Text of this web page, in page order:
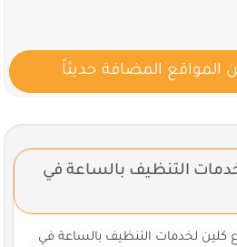
المواقع المضافة حديثاً
التنظيف بالساعة في
كلين لخدمات التنظيف بالساعة في